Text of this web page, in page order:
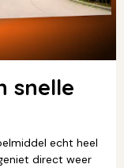
snelle
echt heel
direct weer